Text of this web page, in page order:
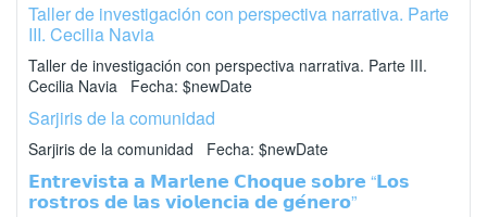
Taller de investigación con perspectiva narrativa. Parte
III. Cecilia Navia
Taller de investigación con perspectiva narrativa. Parte III.
Cecilia Navia Fecha: $newDate
Sarjiris de la comunidad
Sarjiris de la comunidad Fecha: $newDate
𝗘𝗻𝘁𝗿𝗲𝘃𝗶𝘀𝘁𝗮 𝗮 𝗠𝗮𝗿𝗹𝗲𝗻𝗲 𝗖𝗵𝗼𝗾𝘂𝗲 𝘀𝗼𝗯𝗿𝗲 “𝗟𝗼𝘀
𝗿𝗼𝘀𝘁𝗿𝗼𝘀 𝗱𝗲 𝗹𝗮𝘀 𝘃𝗶𝗼𝗹𝗲𝗻𝗰𝗶𝗮 𝗱𝗲 𝗴𝗲́𝗻𝗲𝗿𝗼”